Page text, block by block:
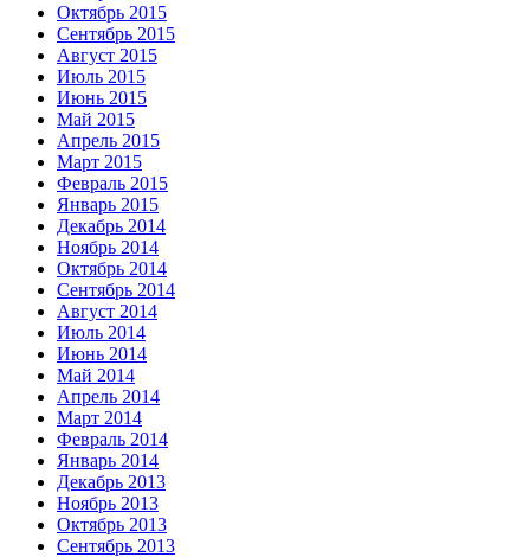
Октябрь 2015
Сентябрь 2015
Август 2015
Июль 2015
Июнь 2015
Май 2015
Апрель 2015
Март 2015
Февраль 2015
Январь 2015
Декабрь 2014
Ноябрь 2014
Октябрь 2014
Сентябрь 2014
Август 2014
Июль 2014
Июнь 2014
Май 2014
Апрель 2014
Март 2014
Февраль 2014
Январь 2014
Декабрь 2013
Ноябрь 2013
Октябрь 2013
Сентябрь 2013